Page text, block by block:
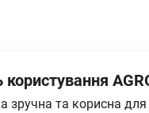
користування
зручна та корисна для